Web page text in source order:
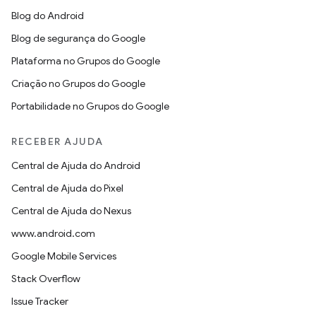
Blog do Android
Blog de segurança do Google
Plataforma no Grupos do Google
Criação no Grupos do Google
Portabilidade no Grupos do Google
RECEBER AJUDA
Central de Ajuda do Android
Central de Ajuda do Pixel
Central de Ajuda do Nexus
www.android.com
Google Mobile Services
Stack Overflow
Issue Tracker